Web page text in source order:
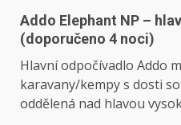
Addo Elephant NP –
(doporučeno 4 noci)
Hlavní odpočívadlo Addo
karavany/kempy s dosti
oddělená nad hlavou